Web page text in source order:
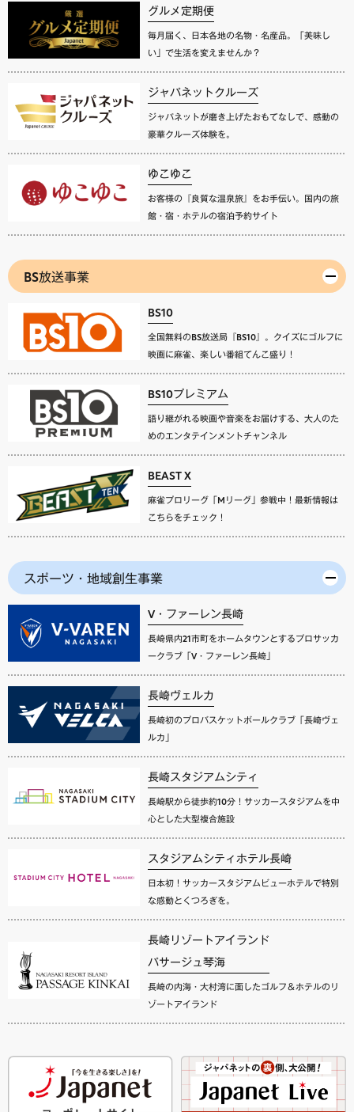
グルメ定期便
毎月届く、日本各地の名物・名産品。「美味し
い」で生活を変えませんか？
ジャパネットクルーズ
ジャパネットが磨き上げたおもてなしで、感動の
豪華クルーズ体験を。
ゆこゆこ
お客様の『良質な温泉旅』をお手伝い。国内の旅
館・宿・ホテルの宿泊予約サイト
BS放送事業
BS10
全国無料のBS放送局『BS10』。クイズにゴルフに
映画に麻雀、楽しい番組てんこ盛り！
BS10プレミアム
語り継がれる映画や音楽をお届けする、大人のた
めのエンタテインメントチャンネル
BEAST X
麻雀プロリーグ「Mリーグ」参戦中！最新情報は
こちらをチェック！
スポーツ・地域創生事業
V・ファーレン長崎
長崎県内21市町をホームタウンとするプロサッカ
ークラブ「V・ファーレン長崎」
長崎ヴェルカ
長崎初のプロバスケットボールクラブ「長崎ヴェ
ルカ」
長崎スタジアムシティ
長崎駅から徒歩約10分！サッカースタジアムを中
心とした大型複合施設
スタジアムシティホテル長崎
日本初！サッカースタジアムビューホテルで特別
な感動とくつろぎを。
長崎リゾートアイランド
パサージュ琴海
長崎の内海・大村湾に面したゴルフ＆ホテルのリ
ゾートアイランド